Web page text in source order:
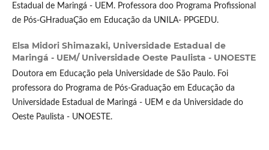
Estadual de Maringá - UEM. Professora doo Programa Profissional
de Pós-GHraduaÇão em Educação da UNILA- PPGEDU.
Elsa Midori Shimazaki, Universidade Estadual de
Maringá - UEM/ Universidade Oeste Paulista - UNOESTE
Doutora em Educação pela Universidade de São Paulo. Foi
professora do Programa de Pós-Graduação em Educação da
Universidade Estadual de Maringá - UEM e da Universidade do
Oeste Paulista - UNOESTE.